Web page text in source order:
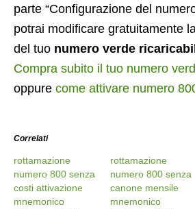
parte “Configurazione del
potrai modificare gratuitamente
del tuo numero verde
Compra subito il tuo numero
oppure come attivare numero
Correlati
rottamazione
numero 800 senza
costi attivazione
mnemonico
rottamazione
numero 800 senza
canone mensile
mnemonico